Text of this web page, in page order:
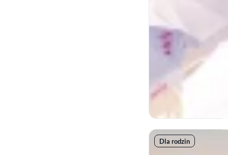
Dla rodzin